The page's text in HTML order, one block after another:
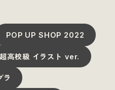
POP UP SHOP 2022
超高校級 イラスト ver.
ラ